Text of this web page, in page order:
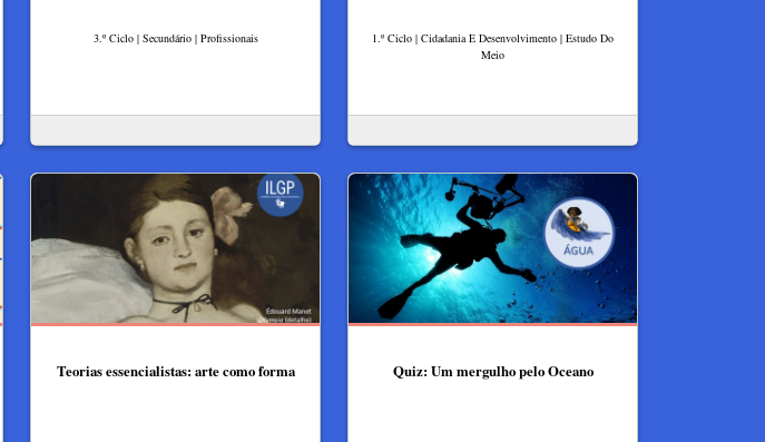
3.º Ciclo | Secundário | Profissionais
1.º Ciclo | Cidadania E Desenvolvimento | Estudo Do
Meio
Teorias essencialistas: arte como forma Quiz: Um mergulho pelo Oceano